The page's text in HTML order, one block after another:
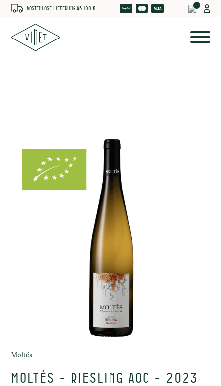
Kostenlose Lieferung ab 100 €
Moltés
MOLTÉS - Riesling AOC - 2023